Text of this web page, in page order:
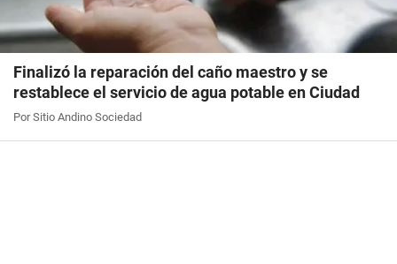
Finalizó la reparación del caño maestro y se
restablece el servicio de agua potable en Ciudad
Por Sitio Andino Sociedad